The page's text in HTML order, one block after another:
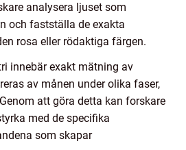
analysera ljuset som
och fastställa de exakta
rosa eller rödaktiga färgen.
innebär exakt mätning av
av månen under olika faser,
att göra detta kan forskare
med de specifika
som skapar